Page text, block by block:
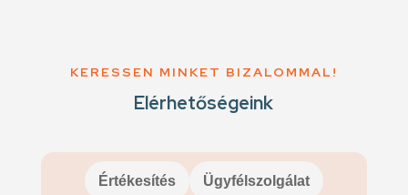
KERESSEN MINKET BIZALOMMAL!
Elérhetőségeink
Értékesítés Ügyfélszolgálat